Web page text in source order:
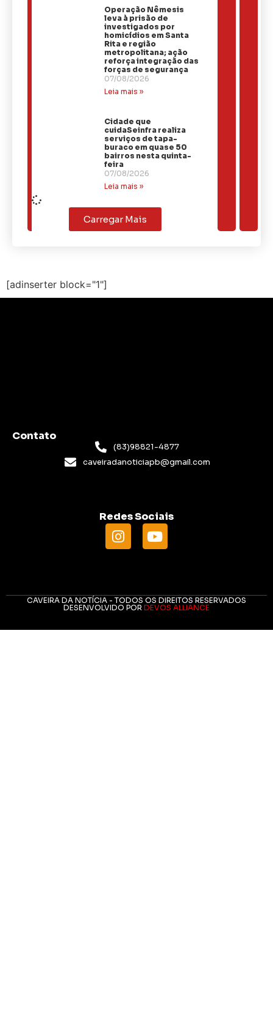
Operação Nêmesis
leva à prisão de
investigados por
homicídios em Santa
Rita e região
metropolitana; ação
reforça integração das
forças de segurança
07/08/2026
Leia mais »
Cidade que
cuidaSeinfra realiza
serviços de tapa-
buraco em quase 50
bairros nesta quinta-
feira
07/08/2026
Leia mais »
Carregar Mais
[adinserter block="1"]
Contato
(83)98821-4877
caveiradanoticiapb@gmail.com
Redes Sociais
CAVEIRA DA NOTÍCIA - TODOS OS DIREITOS RESERVADOS
DESENVOLVIDO POR DEVOS ALLIANCE